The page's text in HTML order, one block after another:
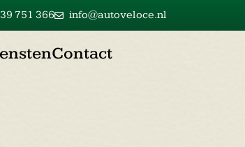
info@autoveloce.nl
751 366
Contact